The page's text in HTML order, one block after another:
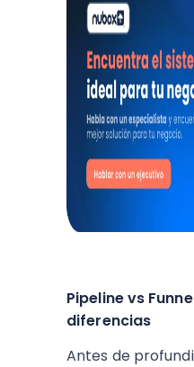
Pipeline vs
diferencias
Antes de